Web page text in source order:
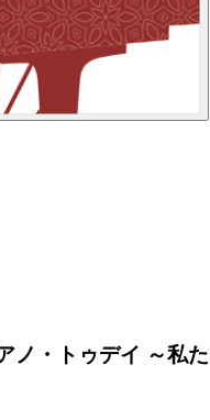
ノ・トゥデイ ～私